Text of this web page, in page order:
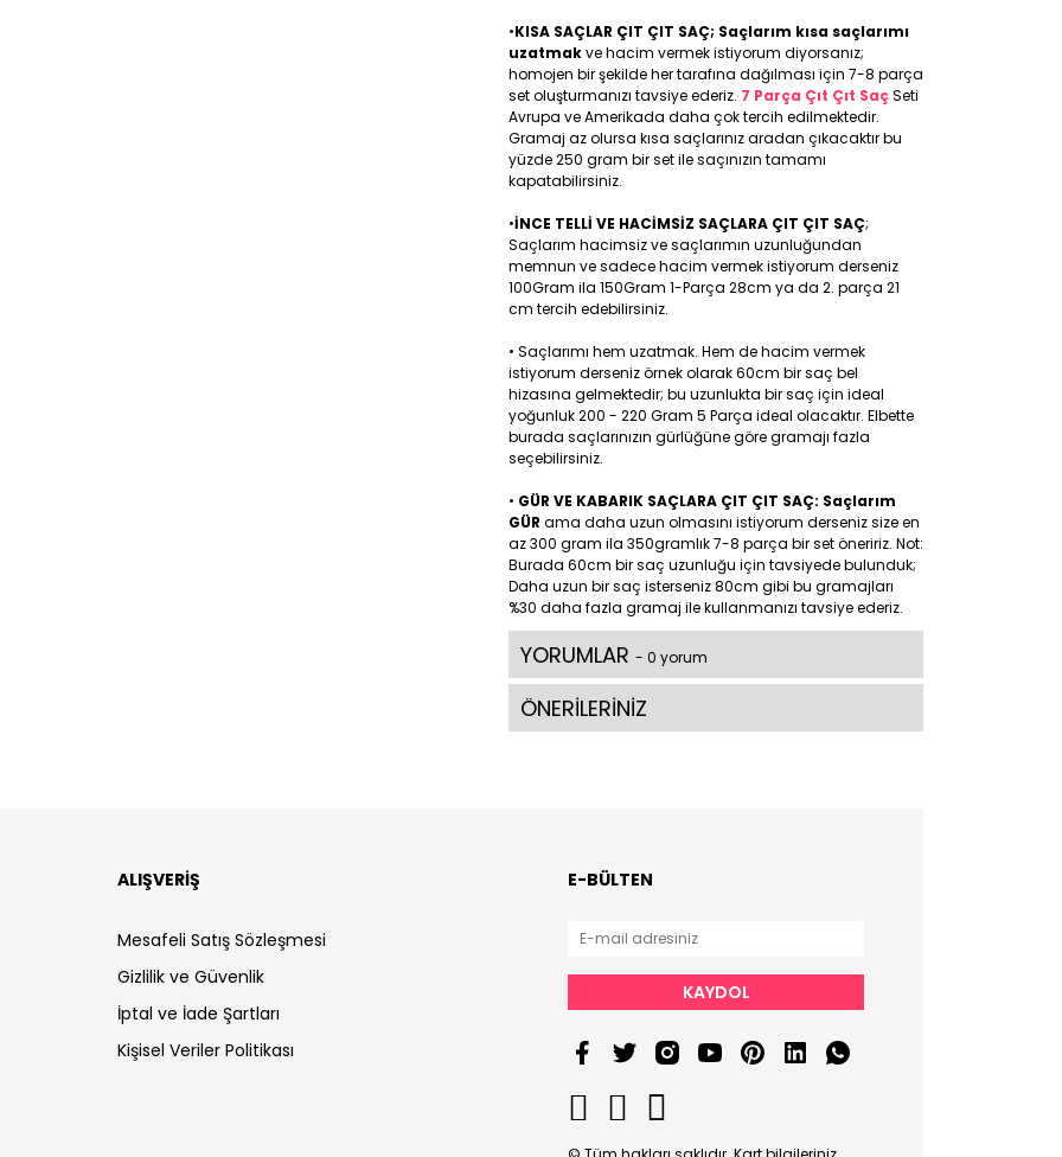
•KISA SAÇLAR ÇIT ÇIT SAÇ; Saçlarım kısa saçlarımı
uzatmakve hacim vermek istiyorum diyorsanız;
homojen bir şekilde her tarafına dağılması için 7-8 parça
set oluşturmanızı tavsiye ederiz. 7 Parça Çıt Çıt SaçSeti
Avrupa ve Amerikada daha çok tercih edilmektedir.
Gramaj az olursa kısa saçlarınız aradan çıkacaktır bu
yüzde 250 gram bir set ile saçınızın tamamı
kapatabilirsiniz.
•İNCE TELLİ VE HACİMSİZ SAÇLARA ÇIT ÇIT SAÇ;
Saçlarım hacimsiz ve saçlarımın uzunluğundan
memnun ve sadece hacim vermek istiyorum derseniz
100Gram ila 150Gram 1-Parça 28cm ya da 2. parça 21
cm tercih edebilirsiniz.
• Saçlarımı hem uzatmak. Hem de hacim vermek
istiyorum derseniz örnek olarak 60cm bir saç bel
hizasına gelmektedir; bu uzunlukta bir saç için ideal
yoğunluk 200 - 220 Gram 5 Parça ideal olacaktır. Elbette
burada saçlarınızın gürlüğüne göre gramajı fazla
seçebilirsiniz.
• GÜR VE KABARIK SAÇLARA ÇIT ÇIT SAÇ: Saçlarım
GÜR ama daha uzun olmasını istiyorum derseniz size en
az 300 gram ila 350gramlık 7-8 parça bir set öneririz. Not:
Burada 60cm bir saç uzunluğu için tavsiyede bulunduk;
Daha uzun bir saç isterseniz 80cm gibi bu gramajları
%30 daha fazla gramaj ile kullanmanızı tavsiye ederiz.
YORUMLAR - 0 yorum
ÖNERİLERİNİZ
ALIŞVERİŞ
Mesafeli Satış Sözleşmesi
Gizlilik ve Güvenlik
İptal ve İade Şartları
Kişisel Veriler Politikası
E-BÜLTEN
KAYDOL